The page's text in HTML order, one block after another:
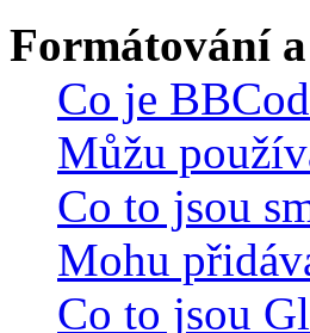
Formátování
Co je
Můžu
Co to jsou
Mohu
Co to jsou